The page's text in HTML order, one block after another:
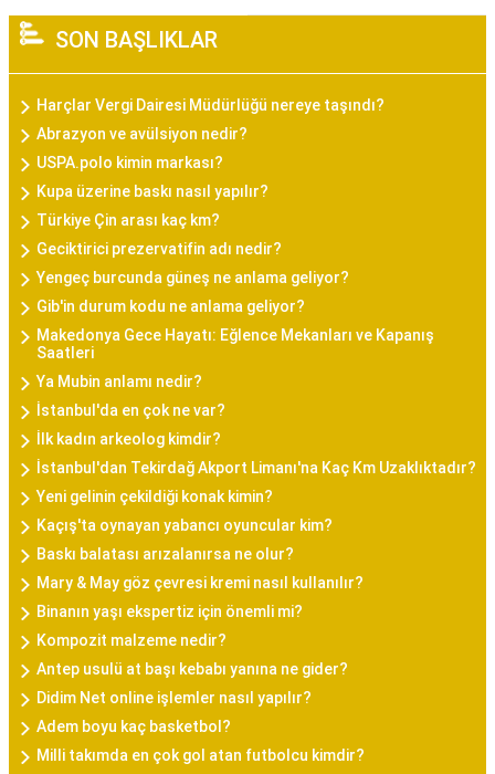
SON BAŞLIKLAR
Harçlar Vergi Dairesi Müdürlüğü nereye taşındı?
Abrazyon ve avülsiyon nedir?
USPA.polo kimin markası?
Kupa üzerine baskı nasıl yapılır?
Türkiye Çin arası kaç km?
Geciktirici prezervatifin adı nedir?
Yengeç burcunda güneş ne anlama geliyor?
Gib'in durum kodu ne anlama geliyor?
Makedonya Gece Hayatı: Eğlence Mekanları ve Kapanış
Saatleri
Ya Mubin anlamı nedir?
İstanbul'da en çok ne var?
İlk kadın arkeolog kimdir?
İstanbul'dan Tekirdağ Akport Limanı'na Kaç Km Uzaklıktadır?
Yeni gelinin çekildiği konak kimin?
Kaçış'ta oynayan yabancı oyuncular kim?
Baskı balatası arızalanırsa ne olur?
Mary & May göz çevresi kremi nasıl kullanılır?
Binanın yaşı ekspertiz için önemli mi?
Kompozit malzeme nedir?
Antep usulü at başı kebabı yanına ne gider?
Didim Net online işlemler nasıl yapılır?
Adem boyu kaç basketbol?
Milli takımda en çok gol atan futbolcu kimdir?